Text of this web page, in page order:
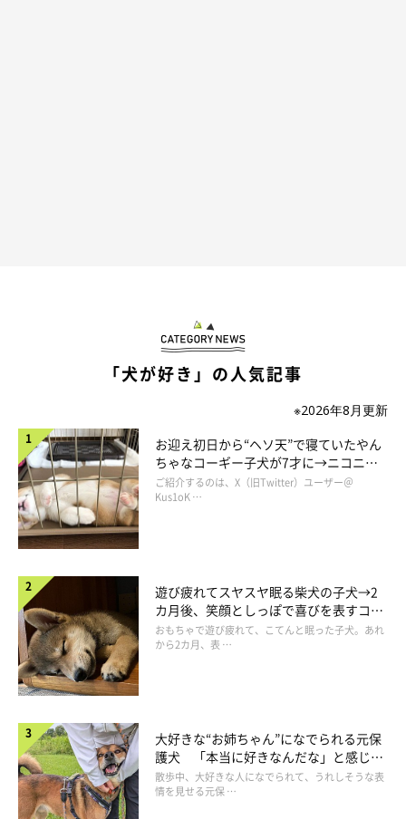
「犬が好き」の人気記事
※2026年8月更新
お迎え初日から“ヘソ天”で寝ていたやん
ちゃなコーギー子犬が7才に→ニコニ
コ“コーギースマイル”が魅力のコに成
長！
ご紹介するのは、X（旧Twitter）ユーザー＠
Kus1oK …
遊び疲れてスヤスヤ眠る柴犬の子犬→2
カ月後、笑顔としっぽで喜びを表すコに
成長！
おもちゃで遊び疲れて、こてんと眠った子犬。あれ
から2カ月、表 …
大好きな“お姉ちゃん”になでられる元保
護犬 「本当に好きなんだな」と感じる
表情にほっこり
散歩中、大好きな人になでられて、うれしそうな表
情を見せる元保 …